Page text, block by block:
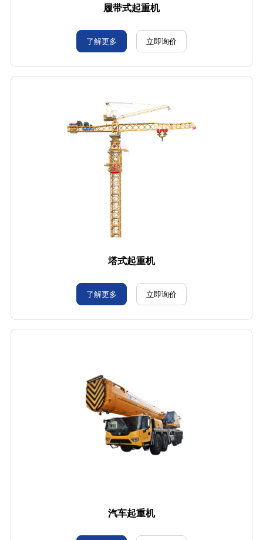
履带式起重机
了解更多 立即询价
塔式起重机
了解更多 立即询价
汽车起重机